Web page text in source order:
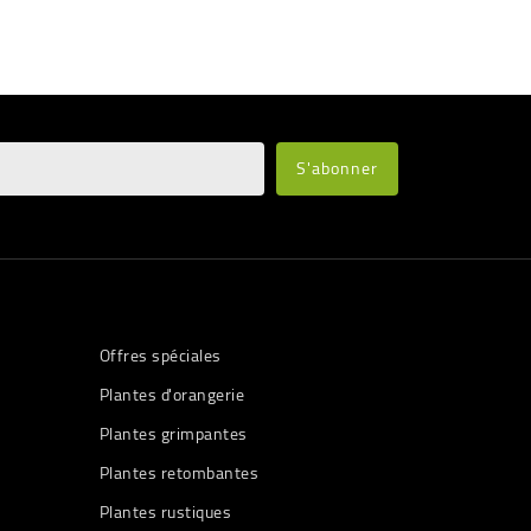
Offres spéciales
Plantes d'orangerie
Plantes grimpantes
Plantes retombantes
Plantes rustiques